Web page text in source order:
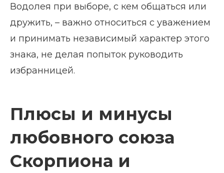
Водолея при выборе, с кем общаться или
дружить, – важно относиться с уважением
и принимать независимый характер этого
знака, не делая попыток руководить
избранницей.
Плюсы и минусы
любовного союза
Скорпиона и